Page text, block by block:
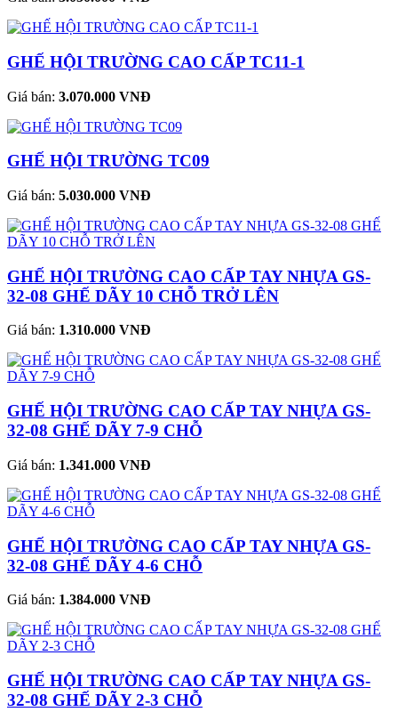
GHẾ HỘI TRƯỜNG CAO CẤP TC11-1
Giá bán: 3.070.000 VNĐ
GHẾ HỘI TRƯỜNG TC09
Giá bán: 5.030.000 VNĐ
GHẾ HỘI TRƯỜNG CAO CẤP TAY NHỰA GS-
32-08 GHẾ DÃY 10 CHỖ TRỞ LÊN
Giá bán: 1.310.000 VNĐ
GHẾ HỘI TRƯỜNG CAO CẤP TAY NHỰA GS-
32-08 GHẾ DÃY 7-9 CHỖ
Giá bán: 1.341.000 VNĐ
GHẾ HỘI TRƯỜNG CAO CẤP TAY NHỰA GS-
32-08 GHẾ DÃY 4-6 CHỖ
Giá bán: 1.384.000 VNĐ
GHẾ HỘI TRƯỜNG CAO CẤP TAY NHỰA GS-
32-08 GHẾ DÃY 2-3 CHỖ